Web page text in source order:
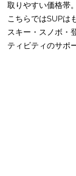
取りやすい価格帯。
こちらではSUPは
スキー・スノボ・
ティビティのサポ